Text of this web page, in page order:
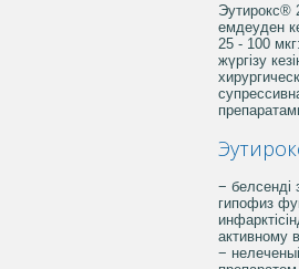
Эутирокс®
емдеуден
25 - 100
жүргізу
− белсенді
гипофиз
активному
−